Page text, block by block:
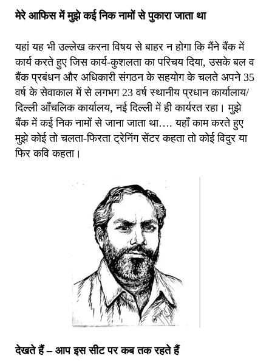
मेरे आफिस में मुझे कई निक नामों से पुकारा जाता था
यहां यह भी उल्लेख करना विषय से बाहर न होगा कि मैंने बैंक में
कार्य करते हुए जिस कार्य-कुशलता का परिचय दिया, उसके बल व
बैंक प्रबंधन और अधिकारी संगठन के सहयोग के चलते अपने 35
वर्ष के सेवाकाल में से लगभग 23 वर्ष स्थानीय प्रधान कार्यालाय/
दिल्ली आँचलिक कार्यालय, नई दिल्ली में ही कार्यरत रहा। मुझे
बैंक में कई निक नामों से जाना जाता था…. यहाँ काम करते हुए
मुझे कोई तो चलता-फिरता ट्रेनिंग सेंटर कहता तो कोई विदुर या
फिर कवि कहता।
देखते हैं – आप इस सीट पर कब तक रहते हैं